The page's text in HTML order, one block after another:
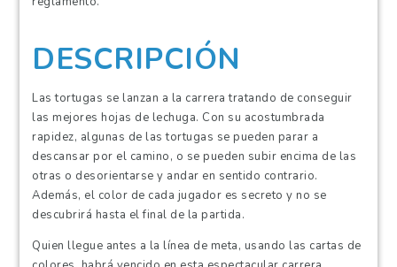
DESCRIPCIÓN
Las tortugas se lanzan a la carrera tratando de conseguir
las mejores hojas de lechuga. Con su acostumbrada
rapidez, algunas de las tortugas se pueden parar a
descansar por el camino, o se pueden subir encima de las
otras o desorientarse y andar en sentido contrario.
Además, el color de cada jugador es secreto y no se
descubrirá hasta el final de la partida.
Quien llegue antes a la línea de meta, usando las cartas de